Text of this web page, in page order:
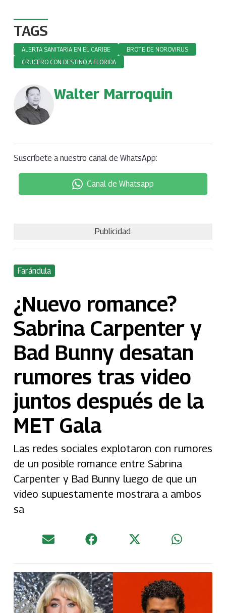
TAGS
ALERTA SANITARIA EN EL CARIBE
BROTE DE NOROVIRUS
CRUCERO CON DESTINO A FLORIDA
Walter Marroquin
Suscríbete a nuestro canal de WhatsApp:
Canal de Whatsapp
Publicidad
Farándula
¿Nuevo romance?
Sabrina Carpenter y
Bad Bunny desatan
rumores tras video
juntos después de la
MET Gala
Las redes sociales explotaron con rumores
de un posible romance entre Sabrina
Carpenter y Bad Bunny luego de que un
video supuestamente mostrara a ambos
sa